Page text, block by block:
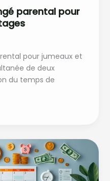
parental pour
pour jumeaux et
de deux
du temps de